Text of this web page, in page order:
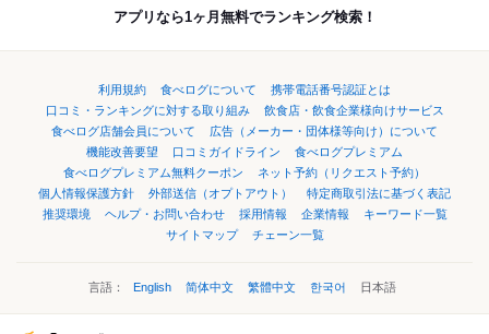
アプリなら1ヶ月無料でランキング検索！
利用規約 食べログについて
携帯電話番号認証とは
口コミ・ランキングに対する取り組み
飲食店・飲食企業様向けサービス
食べログ店舗会員について
広告（メーカー・団体様等向け）について
機能改善要望
口コミガイドライン
食べログプレミアム
食べログプレミアム無料クーポン
ネット予約（リクエスト予約）
個人情報保護方針
外部送信（オプトアウト）
特定商取引法に基づく表記
推奨環境
ヘルプ・お問い合わせ 採用情報 企業情報
キーワード一覧
サイトマップ
チェーン一覧
言語： English 简体中文 繁體中文 한국어 日本語